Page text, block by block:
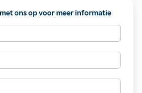
ons op voor meer informatie